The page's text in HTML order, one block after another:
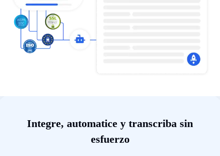
Integre, automatice y transcriba sin
esfuerzo